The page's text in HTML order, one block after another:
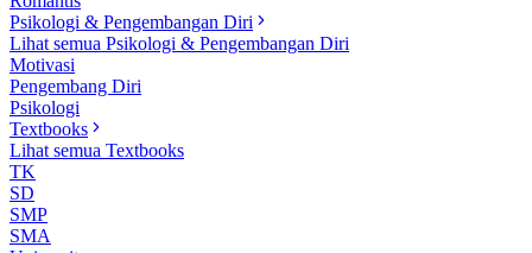
Psikologi & Pengembangan Diri
Lihat semua Psikologi & Pengembangan Diri
Motivasi
Pengembang Diri
Psikologi
Textbooks
Lihat semua Textbooks
TK
SD
SMP
SMA